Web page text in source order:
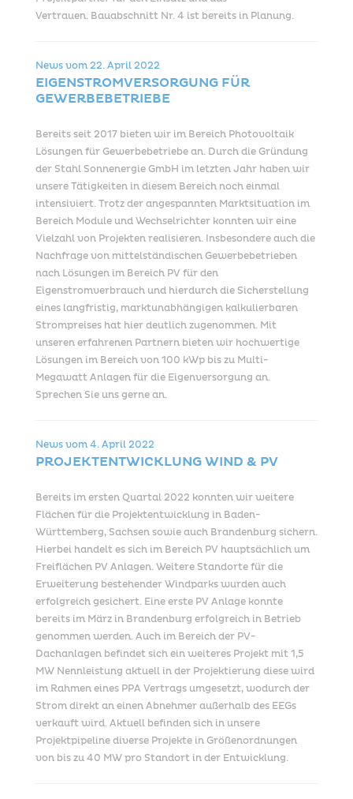
Vertrauen. Bauabschnitt Nr. 4 ist bereits in Planung.
News vom22. April 2022
EIGENSTROMVERSORGUNG FÜR
GEWERBEBETRIEBE
Bereits seit 2017 bieten wir im Bereich Photovoltaik
Lösungen für Gewerbebetriebe an. Durch die Gründung
der Stahl Sonnenergie GmbH im letzten Jahr haben wir
unsere Tätigkeiten in diesem Bereich noch einmal
intensiviert. Trotz der angespannten Marktsituation im
Bereich Module und Wechselrichter konnten wir eine
Vielzahl von Projekten realisieren. Insbesondere auch die
Nachfrage von mittelständischen Gewerbebetrieben
nach Lösungen im Bereich PV für den
Eigenstromverbrauch und hierdurch die Sicherstellung
eines langfristig, marktunabhängigen kalkulierbaren
Strompreises hat hier deutlich zugenommen. Mit
unseren erfahrenen Partnern bieten wir hochwertige
Lösungen im Bereich von 100 kWp bis zu Multi-
Megawatt Anlagen für die Eigenversorgung an.
Sprechen Sie uns gerne an.
News vom4. April 2022
PROJEKTENTWICKLUNG WIND & PV
Bereits im ersten Quartal 2022 konnten wir weitere
Flächen für die Projektentwicklung in Baden-
Württemberg, Sachsen sowie auch Brandenburg sichern.
Hierbei handelt es sich im Bereich PV hauptsächlich um
Freiflächen PV Anlagen. Weitere Standorte für die
Erweiterung bestehender Windparks wurden auch
erfolgreich gesichert. Eine erste PV Anlage konnte
bereits im März in Brandenburg erfolgreich in Betrieb
genommen werden. Auch im Bereich der PV-
Dachanlagen befindet sich ein weiteres Projekt mit 1,5
MW Nennleistung aktuell in der Projektierung diese wird
im Rahmen eines PPA Vertrags umgesetzt, wodurch der
Strom direkt an einen Abnehmer außerhalb des EEGs
verkauft wird. Aktuell befinden sich in unsere
Projektpipeline diverse Projekte in Größenordnungen
von bis zu 40 MW pro Standort in der Entwicklung.